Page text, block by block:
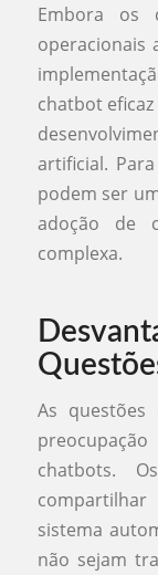
Embora os
operacionais
chatbot
artificial.
podem ser
adoção de
complexa.
As questões
chatbots.
sistema
não sejam